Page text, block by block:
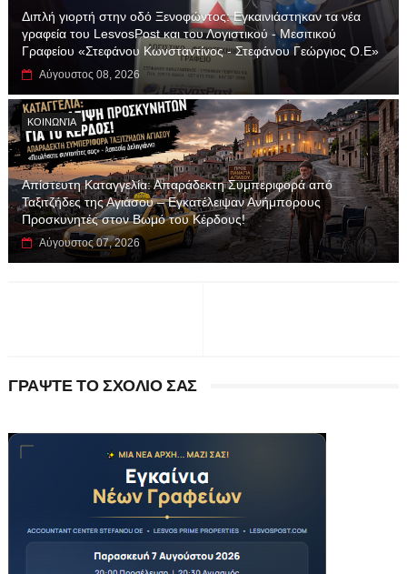
Διπλή γιορτή στην οδό Ξενοφώντος: Εγκαινιάστηκαν τα νέα
γραφεία του LesvosPost και του Λογιστικού - Μεσιτικού
Γραφείου «Στεφάνου Κωνσταντίνος - Στεφάνου Γεώργιος Ο.Ε»
Αύγουστος 08, 2026
ΚΟΙΝΩΝΊΑ
Απίστευτη Καταγγελία: Απαράδεκτη Συμπεριφορά από
Ταξιτζήδες της Αγιάσου – Εγκατέλειψαν Ανήμπορους
Προσκυνητές στον Βωμό του Κέρδους!
Αύγουστος 07, 2026
ΓΡΑΨΤΕ ΤΟ ΣΧΟΛΙΟ ΣΑΣ